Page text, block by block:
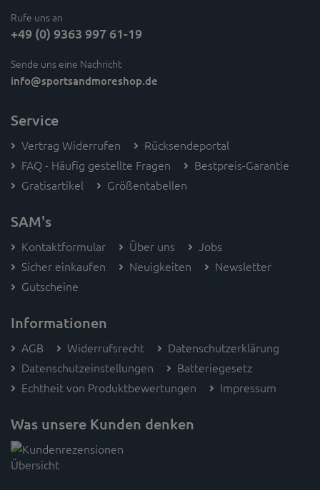
Rufe uns an
+49 (0) 9363 997 61-19
Sende uns eine Nachricht
info@sportsandmoreshop.de
Service
Vertrag Widerrufen
Rücksendeportal
FAQ - Häufig gestellte Fragen
Bestpreis-Garantie
Gratisartikel
Größentabellen
SAM's
Kontaktformular Über uns
Jobs
Sicher einkaufen
Neuigkeiten
Newsletter
Gutscheine
Informationen
AGB Widerrufsrecht
Datenschutzerklärung
Datenschutzeinstellungen
Batteriegesetz
Echtheit von Produktbewertungen
Impressum
Was unsere Kunden denken